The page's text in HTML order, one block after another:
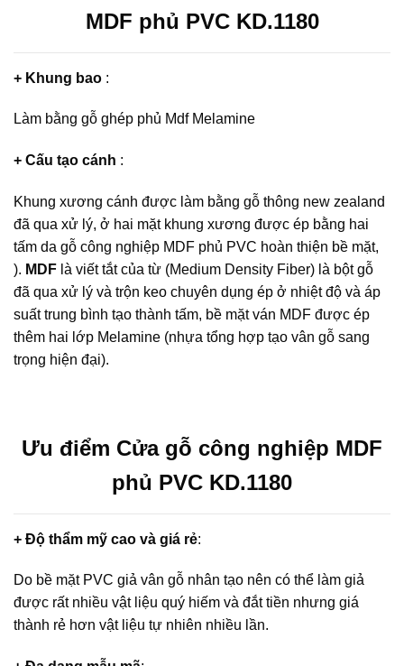
MDF phủ PVC KD.1180
+ Khung bao :
Làm bằng gỗ ghép phủ Mdf Melamine
+ Cấu tạo cánh :
Khung xương cánh được làm bằng gỗ thông new zealand
đã qua xử lý, ở hai mặt khung xương được ép bằng hai
tấm da gỗ công nghiệp MDF phủ PVC hoàn thiện bề mặt,
). MDF là viết tắt của từ (Medium Density Fiber) là bột gỗ
đã qua xử lý và trộn keo chuyên dụng ép ở nhiệt độ và áp
suất trung bình tạo thành tấm, bề mặt ván MDF được ép
thêm hai lớp Melamine (nhựa tổng hợp tạo vân gỗ sang
trọng hiện đại).
Ưu điểm Cửa gỗ công nghiệp MDF
phủ PVC KD.1180
+ Độ thẩm mỹ cao và giá rẻ:
Do bề mặt PVC giả vân gỗ nhân tạo nên có thể làm giả
được rất nhiều vật liệu quý hiếm và đắt tiền nhưng giá
thành rẻ hơn vật liệu tự nhiên nhiều lần.